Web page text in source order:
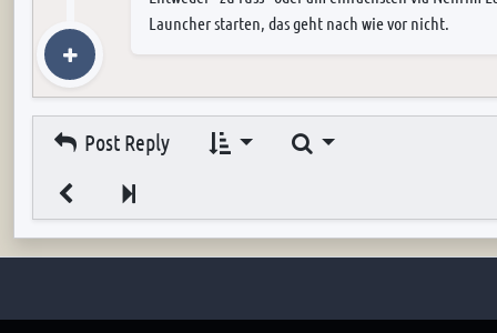
Launcher starten, das geht nach wie vor nicht.
Post Reply
Search